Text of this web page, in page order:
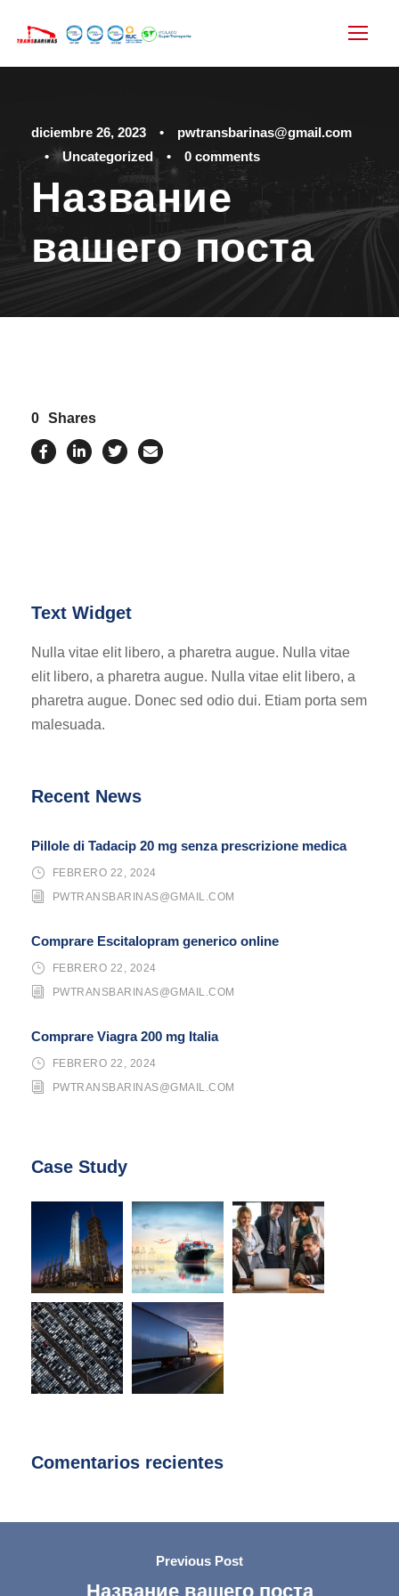
diciembre 26, 2023 •
pwtransbarinas@gmail.com
•
Uncategorized • 0 comments
Название
вашего поста
0 Shares
Text Widget
Nulla vitae elit libero, a pharetra augue. Nulla vitae
elit libero, a pharetra augue. Nulla vitae elit libero, a
pharetra augue. Donec sed odio dui. Etiam porta sem
malesuada.
Recent News
Pillole di Tadacip 20 mg senza prescrizione medica
FEBRERO 22, 2024
PWTRANSBARINAS@GMAIL.COM
Comprare Escitalopram generico online
FEBRERO 22, 2024
PWTRANSBARINAS@GMAIL.COM
Comprare Viagra 200 mg Italia
FEBRERO 22, 2024
PWTRANSBARINAS@GMAIL.COM
Case Study
Comentarios recientes
Previous Post
Название вашего поста